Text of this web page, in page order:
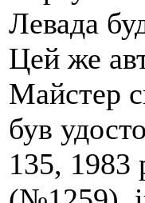
Левада
Цей же
Майстер
був
135, 1983